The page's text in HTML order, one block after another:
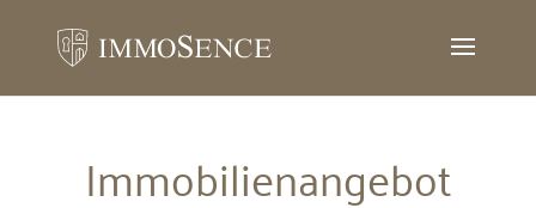
Immobilien­angebot